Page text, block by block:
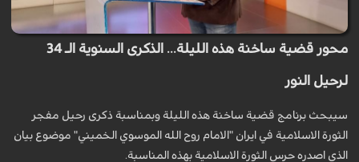
محور قضية ساخنة هذه الليلة... الذكرى السنوية الـ 34
لرحيل النور
سيبحث برنامج قضية ساخنة هذه الليلة وبمناسبة ذكرى رحيل مفجر
الثورة الاسلامية في ايران "الامام روح الله الموسوي الخميني" موضوع بيان
الذي اصدره حرس الثورة الاسلامية بهذه المناسبة.